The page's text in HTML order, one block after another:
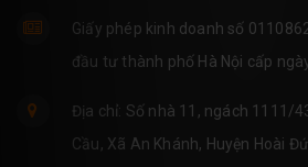
Giấy phép kinh doanh số
đầu tư thành phố Hà Nội cấp
Địa chỉ: Số nhà 11, ngách 1111/
Cầu, Xã An Khánh, Huyện Hoài